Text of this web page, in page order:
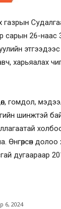
газрын
сарын 26-наас
этгээдээс
харьяалах
гомдол,
шинжтэй байх
Өнгөрсөн долоо
дугаараар
6, 2024